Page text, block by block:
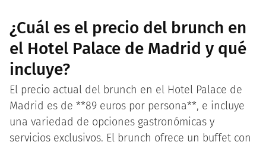
¿Cuál es el precio del brunch en
el Hotel Palace de Madrid y qué
incluye?
El precio actual del brunch en el Hotel Palace de
Madrid es de **89 euros por persona**, e incluye
una variedad de opciones gastronómicas y
servicios exclusivos. El brunch ofrece un buffet con